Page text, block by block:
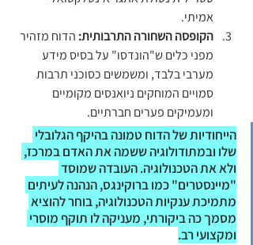
אמיתי.
הקופסה השחורה התרבותית: הדוח מזהיר
מפני כלים ש"הונדסו" על בסיס מידע
מערבי בלבד, ומשמשים כסוכני תרבות
סמויים המוחקים ניואנסים מקומיים
ומעמיקים פערים חברתיים.
הייחודיות של הדוח טמונה בהיקף הגלובלי
שלו ובמתודולוגיה ששמה את האדם במרכז,
ולא את הטכנולוגיה. העובדה שמוסד
"מיינסטרים" כמו ברוקינגס, הנהנה לעיתים
מתמיכת ענקיות הטכנולוגיה, בוחר להוציא
מסמך כה ביקורתי, מעניקה לו תוקף מוסרי
ומקצועי רב.